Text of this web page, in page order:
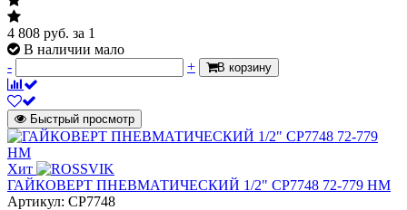
4 808 руб. за 1
В наличии мало
-
+ В корзину
Быстрый просмотр
Хит
ГАЙКОВЕРТ ПНЕВМАТИЧЕСКИЙ 1/2" CP7748 72-779 НМ
Артикул: CP7748